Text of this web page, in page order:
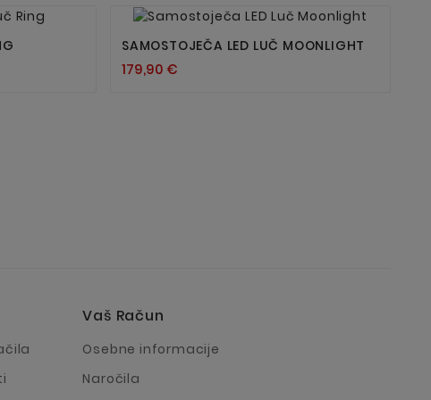
 
SAMOSTOJEČA LED LUČ MOONLIGHT
179,90 €
Vaš Račun
Osebne informacije
Naročila